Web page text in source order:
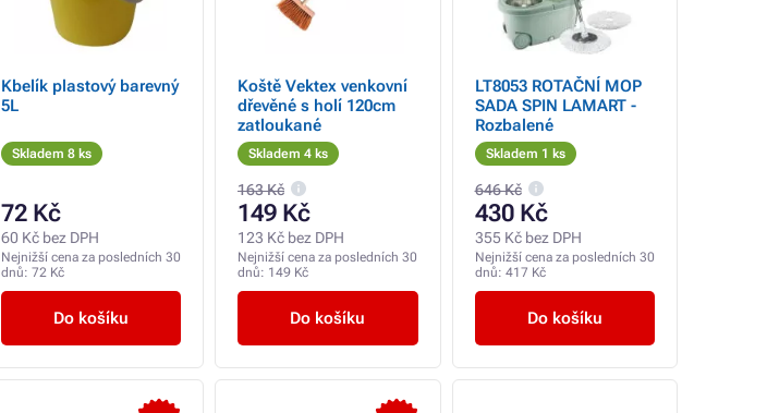
Kbelík plastový barevný
5L
Skladem 8 ks
72 Kč
60 Kč bez DPH
Nejnižší cena za posledních 30
dnů: 72 Kč
Do košíku
Koště Vektex venkovní
dřevěné s holí 120cm
zatloukané
Skladem 4 ks
163 Kč
149 Kč
123 Kč bez DPH
Nejnižší cena za posledních 30
dnů: 149 Kč
Do košíku
LT8053 ROTAČNÍ MOP
SADA SPIN LAMART -
Rozbalené
Skladem 1 ks
646 Kč
430 Kč
355 Kč bez DPH
Nejnižší cena za posledních 30
dnů: 417 Kč
Do košíku